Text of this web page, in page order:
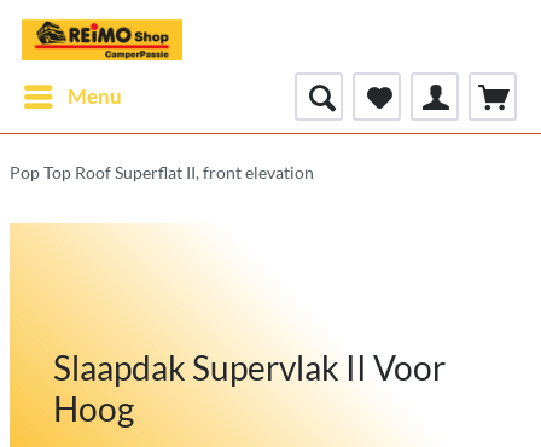
Menu
Pop Top Roof Superflat II, front elevation
Slaapdak Supervlak II Voor
Hoog